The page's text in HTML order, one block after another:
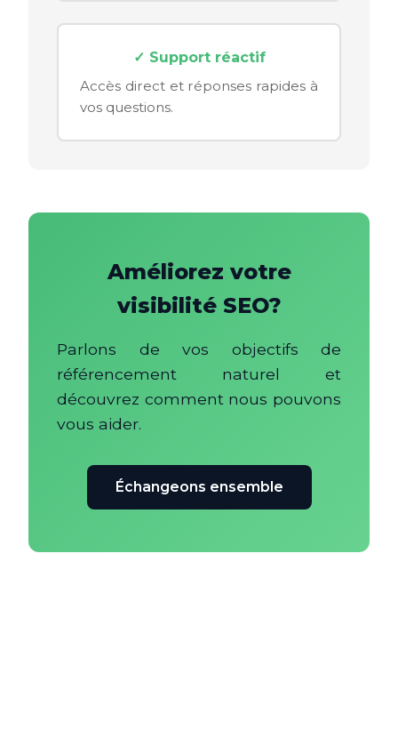
✓ Support réactif
Accès direct et réponses rapides à
vos questions.
Améliorez votre
visibilité SEO?
Parlons de vos objectifs de
référencement naturel et
découvrez comment nous pouvons
vous aider.
Échangeons ensemble